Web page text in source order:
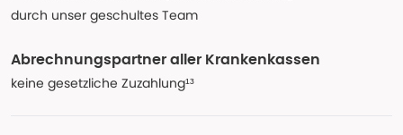
durch unser geschultes Team
Abrechnungspartner aller Krankenkassen
keine gesetzliche Zuzahlung¹³